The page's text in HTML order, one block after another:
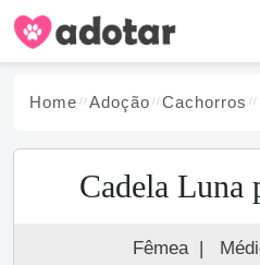
Home Adoção Cachorros
Cadela Luna
Fêmea |